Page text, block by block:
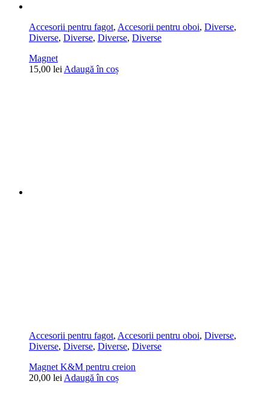
Accesorii pentru fagot, Accesorii pentru oboi, Diverse,
Diverse, Diverse, Diverse, Diverse
Magnet
15,00 lei Adaugă în coș
Accesorii pentru fagot, Accesorii pentru oboi, Diverse,
Diverse, Diverse, Diverse, Diverse
Magnet K&M pentru creion
20,00 lei Adaugă în coș